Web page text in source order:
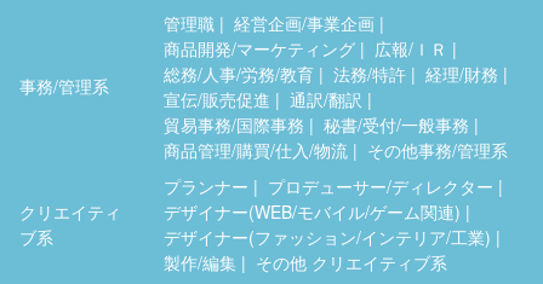
事務/管理系
管理職
経営企画/事業企画
商品開発/マーケティング
広報/ＩＲ
総務/人事/労務/教育
法務/特許
経理/財務
宣伝/販売促進
通訳/翻訳
貿易事務/国際事務
秘書/受付/一般事務
商品管理/購買/仕入/物流
その他事務/管理系
クリエイティ
ブ系
プランナー
プロデューサー/ディレクター
デザイナー(WEB/モバイル/ゲーム関連)
デザイナー(ファッション/インテリア/工業)
製作/編集
その他 クリエイティブ系